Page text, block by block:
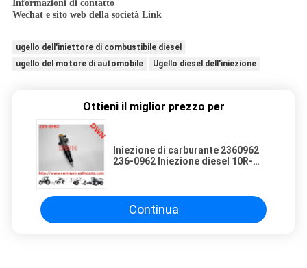
Informazioni di contatto
Wechat e sito web della società Link
ugello dell'iniettore di combustibile diesel
ugello del motore di automobile
Ugello diesel dell'iniezione
Ottieni il miglior prezzo per
Iniezione di carburante 2360962
236-0962 Iniezione diesel 10R-
Continua